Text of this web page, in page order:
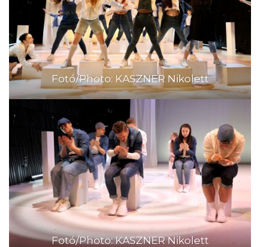
Fotó/Photo: KASZNER Nikolett
Fotó/Photo: KASZNER Nikolett